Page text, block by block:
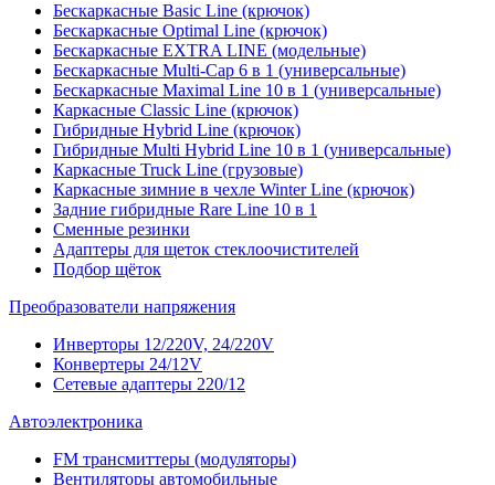
Бескаркасные Basic Line (крючок)
Бескаркасные Optimal Line (крючок)
Бескаркасные EXTRA LINE (модельные)
Бескаркасные Multi-Cap 6 в 1 (универсальные)
Бескаркасные Maximal Line 10 в 1 (универсальные)
Каркасные Classic Line (крючок)
Гибридные Hybrid Line (крючок)
Гибридные Multi Hybrid Line 10 в 1 (универсальные)
Каркасные Truck Line (грузовые)
Каркасные зимние в чехле Winter Line (крючок)
Задние гибридные Rare Line 10 в 1
Сменные резинки
Адаптеры для щеток стеклоочистителей
Подбор щёток
Преобразователи напряжения
Инверторы 12/220V, 24/220V
Конвертеры 24/12V
Сетевые адаптеры 220/12
Автоэлектроника
FM трансмиттеры (модуляторы)
Вентиляторы автомобильные